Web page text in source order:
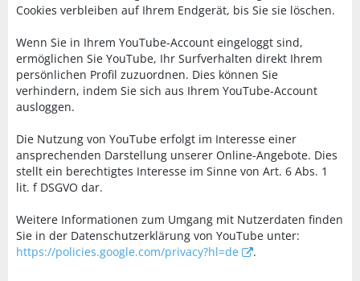
Cookies verbleiben auf Ihrem Endgerät, bis Sie sie löschen.
Wenn Sie in Ihrem YouTube-Account eingeloggt sind,
ermöglichen Sie YouTube, Ihr Surfverhalten direkt Ihrem
persönlichen Profil zuzuordnen. Dies können Sie
verhindern, indem Sie sich aus Ihrem YouTube-Account
ausloggen.
Die Nutzung von YouTube erfolgt im Interesse einer
ansprechenden Darstellung unserer Online-Angebote. Dies
stellt ein berechtigtes Interesse im Sinne von Art. 6 Abs. 1
lit. f DSGVO dar.
Weitere Informationen zum Umgang mit Nutzerdaten finden
Sie in der Datenschutzerklärung von YouTube unter:
https://policies.google.com/privacy?hl=de
.